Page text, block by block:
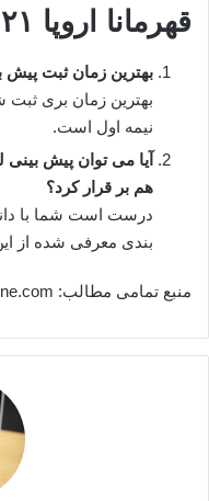
قهرمانا اروپا ۲۰۲۱
بهترین زمان ثبت
بهترین زمان بری ثبت
نیمه اول است.
آیا می توان پیش
هم بر قرار کرد؟
درست است شما با
بندی معرفی شده از
منبع تمامی مطالب: gencialismedsmrrxonline.com